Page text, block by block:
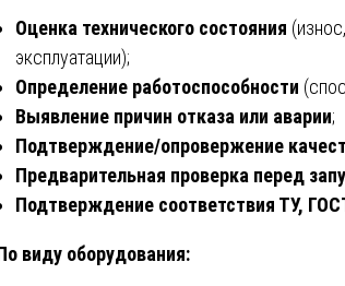
Оценка технического состояния
эксплуатации);
Определение работоспособности
Выявление причин отказа или аварии;
Подтверждение/опровержение
Предварительная проверка перед
Подтверждение соответствия ТУ,
виду оборудования: